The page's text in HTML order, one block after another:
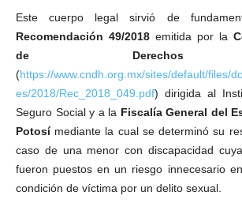
Este cuerpo legal sirvió de
Recomendación 49/2018 emitida por la
de Derechos
(https://www.cndh.org.mx/sites/default/files/
es/2018/Rec_2018_049.pdf) dirigida al
Seguro Social y a la Fiscalía General del
Potosímediante la cual se determinó su
caso de una menor con discapacidad
fueron puestos en un riesgo innecesario
condición de víctima por un delito sexual.